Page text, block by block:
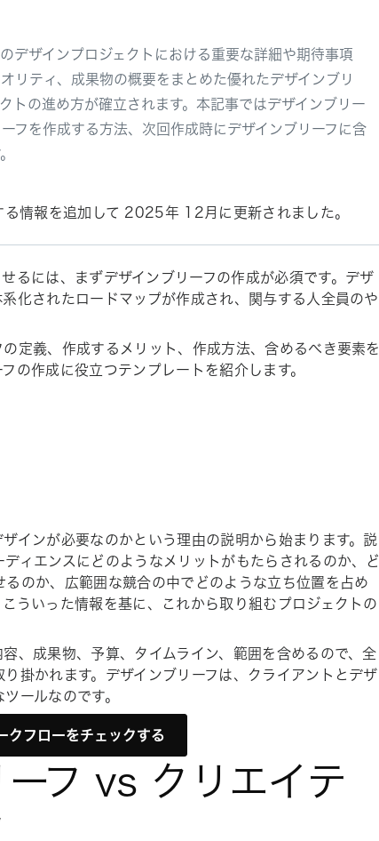
デザインプロジェクトにおける重要な詳細や期待事項
リティ、成果物の概要をまとめた優れたデザインブリ
トの進め方が確立されます。本記事ではデザインブリー
フを作成する方法、次回作成時にデザインブリーフに含
る情報を追加して 2025年 12月に更新されました。
るには、まずデザインブリーフの作成が必須です。デザ
化されたロードマップが作成され、関与する人全員のや
定義、作成するメリット、作成方法、含めるべき要素を
の作成に役立つテンプレートを紹介します。
インが必要なのかという理由の説明から始まります。説
ィエンスにどのようなメリットがもたらされるのか、ど
のか、広範囲な競合の中でどのような立ち位置を占め
ういった情報を基に、これから取り組むプロジェクトの
、成果物、予算、タイムライン、範囲を含めるので、全
掛かれます。デザインブリーフは、クライアントとデザ
ールなのです。
クフローをチェックする
フ vs クリエイテ